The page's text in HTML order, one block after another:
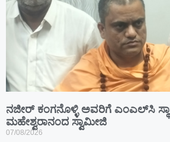
ನಜೀರ್ ಕಂಗನೊಳ್ಳಿ ಅವರಿಗೆ ಎಂಎಲ್‌ಸಿ
ಮಹೇಶ್ವರಾನಂದ ಸ್ವಾಮೀಜಿ
07/08/2026